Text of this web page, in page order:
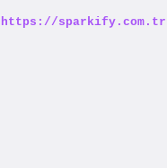
https://sparkify.com.tr